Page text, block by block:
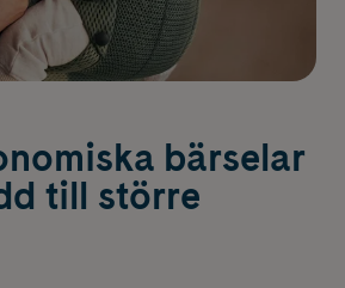
bärselar
till större